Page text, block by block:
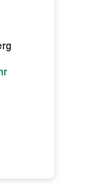
Schöneberg